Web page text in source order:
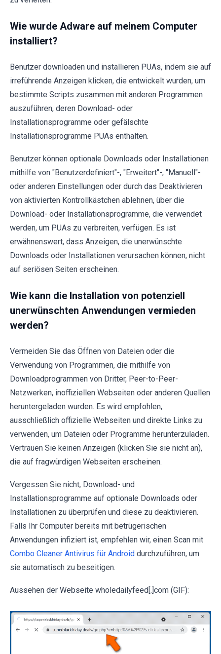
Wie wurde Adware auf meinem Computer
installiert?
Benutzer downloaden und installieren PUAs, indem sie auf
irreführende Anzeigen klicken, die entwickelt wurden, um
bestimmte Scripts zusammen mit anderen Programmen
auszuführen, deren Download- oder
Installationsprogramme oder gefälschte
Installationsprogramme PUAs enthalten.
Benutzer können optionale Downloads oder Installationen
mithilfe von "Benutzerdefiniert"-, "Erweitert"-, "Manuell"-
oder anderen Einstellungen oder durch das Deaktivieren
von aktivierten Kontrollkästchen ablehnen, über die
Download- oder Installationsprogramme, die verwendet
werden, um PUAs zu verbreiten, verfügen. Es ist
erwähnenswert, dass Anzeigen, die unerwünschte
Downloads oder Installationen verursachen können, nicht
auf seriösen Seiten erscheinen.
Wie kann die Installation von potenziell
unerwünschten Anwendungen vermieden
werden?
Vermeiden Sie das Öffnen von Dateien oder die
Verwendung von Programmen, die mithilfe von
Downloadprogrammen von Dritter, Peer-to-Peer-
Netzwerken, inoffiziellen Webseiten oder anderen Quellen
heruntergeladen wurden. Es wird empfohlen,
ausschließlich offizielle Webseiten und direkte Links zu
verwenden, um Dateien oder Programme herunterzuladen.
Vertrauen Sie keinen Anzeigen (klicken Sie sie nicht an),
die auf fragwürdigen Webseiten erscheinen.
Vergessen Sie nicht, Download- und
Installationsprogramme auf optionale Downloads oder
Installationen zu überprüfen und diese zu deaktivieren.
Falls Ihr Computer bereits mit betrügerischen
Anwendungen infiziert ist, empfehlen wir, einen Scan mit
Combo Cleaner Antivirus für Android durchzuführen, um
sie automatisch zu beseitigen.
Aussehen der Webseite wholedailyfeed[.]com (GIF):